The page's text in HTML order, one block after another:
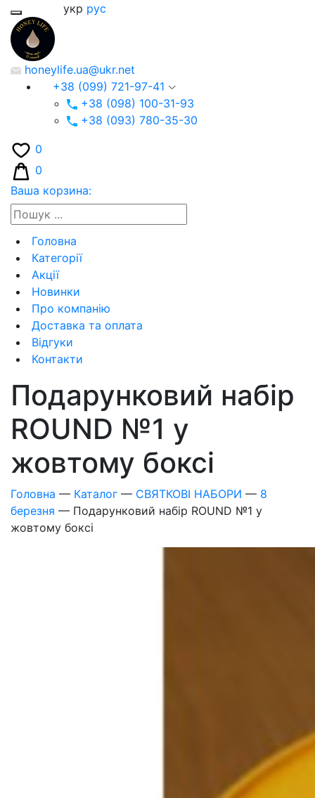
укр рус
honeylife.ua@ukr.net
+38 (099) 721-97-41
+38 (098) 100-31-93
+38 (093) 780-35-30
0
0
Ваша корзина:
Головна
Категорії
Акції
Новинки
Про компанію
Доставка та оплата
Відгуки
Контакти
Подарунковий набір
ROUND №1 у
жовтому боксі
Головна — Каталог — СВЯТКОВІ НАБОРИ — 8
березня — Подарунковий набір ROUND №1 у
жовтому боксі